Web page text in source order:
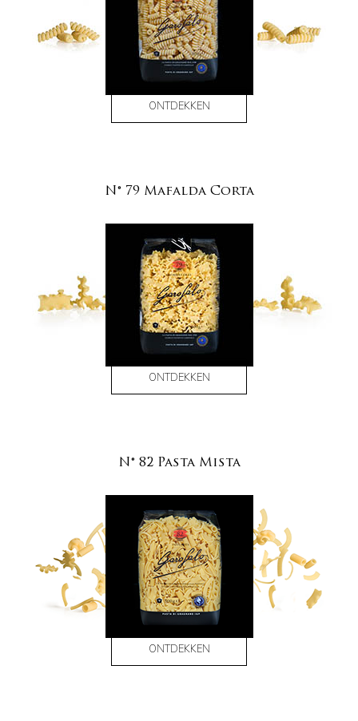
ONTDEKKEN
N° 79 Mafalda Corta
ONTDEKKEN
N° 82 Pasta Mista
ONTDEKKEN